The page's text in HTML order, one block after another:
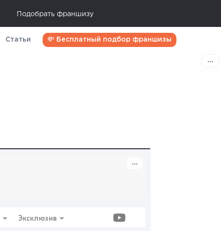
Подобрать франшизу
Статьи 💸 Бесплатный подбор франшизы
Эксклюзив